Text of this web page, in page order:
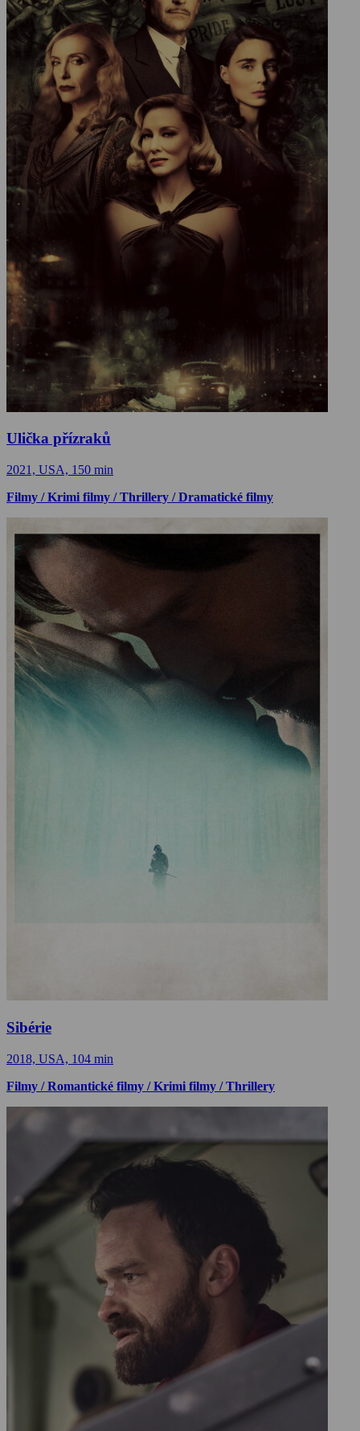
Ulička přízraků
2021, USA, 150 min
Filmy / Krimi filmy / Thrillery / Dramatické filmy
Sibérie
2018, USA, 104 min
Filmy / Romantické filmy / Krimi filmy / Thrillery